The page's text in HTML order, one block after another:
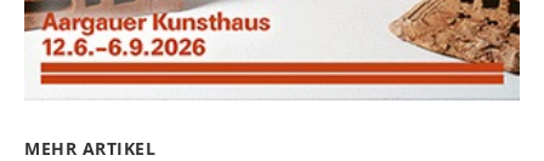
MEHR ARTIKEL